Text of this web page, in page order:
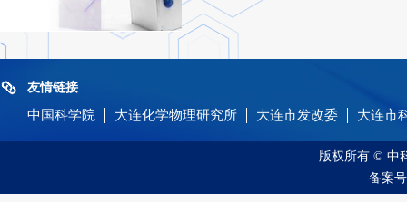
友情链接
中国科学院 大连化学物理研究所 大连市发改委 大连市
版权所有 © 中
备案